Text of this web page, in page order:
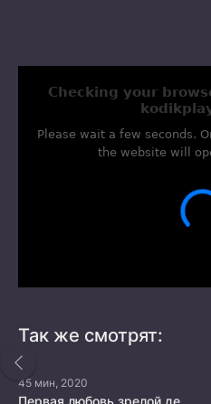
Так же смотрят:
45 мин, 2020
Первая любовь зрелой девушки